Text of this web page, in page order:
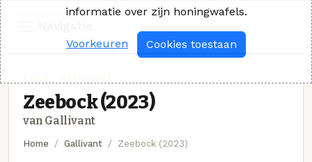
Zeebock (2023)
van Gallivant
Home Gallivant Zeebock (2023)
informatie over zijn honingwafels.
Voorkeuren Cookies toestaan